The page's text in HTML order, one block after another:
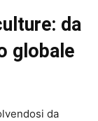
da
globale
da